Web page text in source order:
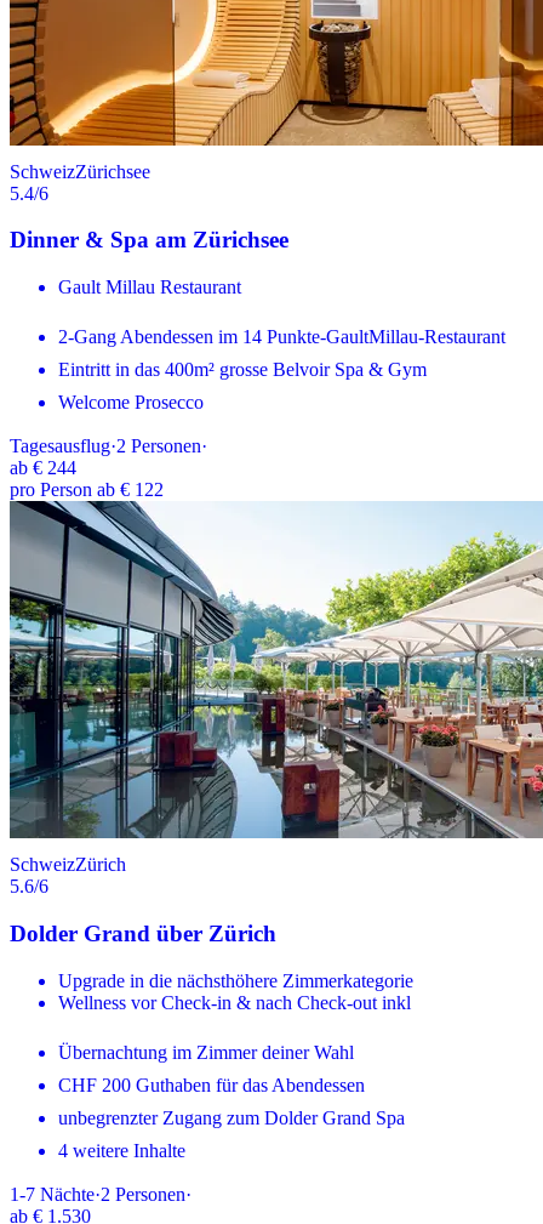
SchweizZürichsee
5.4/6
Dinner & Spa am Zürichsee
Gault Millau Restaurant
2-Gang Abendessen im 14 Punkte-GaultMillau-Restaurant
Eintritt in das 400m² grosse Belvoir Spa & Gym
Welcome Prosecco
Tagesausflug·2 Personen·
ab € 244
pro Person ab € 122
SchweizZürich
5.6/6
Dolder Grand über Zürich
Upgrade in die nächsthöhere Zimmerkategorie
Wellness vor Check-in & nach Check-out inkl
Übernachtung im Zimmer deiner Wahl
CHF 200 Guthaben für das Abendessen
unbegrenzter Zugang zum Dolder Grand Spa
4 weitere Inhalte
1-7 Nächte·2 Personen·
ab € 1.530